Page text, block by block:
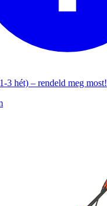
3 hét) – rendeld meg most!